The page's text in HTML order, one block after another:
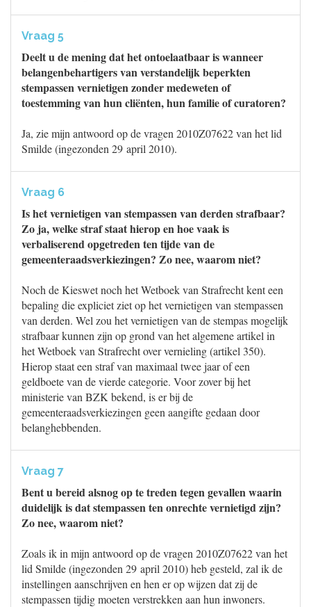
Vraag 5
Deelt u de mening dat het ontoelaatbaar is wanneer
belangenbehartigers van verstandelijk beperkten
stempassen vernietigen zonder medeweten of
toestemming van hun cliënten, hun familie of curatoren?
Ja, zie mijn antwoord op de vragen 2010Z07622 van het lid
Smilde (ingezonden 29 april 2010).
Vraag 6
Is het vernietigen van stempassen van derden strafbaar?
Zo ja, welke straf staat hierop en hoe vaak is
verbaliserend opgetreden ten tijde van de
gemeenteraadsverkiezingen? Zo nee, waarom niet?
Noch de Kieswet noch het Wetboek van Strafrecht kent een
bepaling die expliciet ziet op het vernietigen van stempassen
van derden. Wel zou het vernietigen van de stempas mogelijk
strafbaar kunnen zijn op grond van het algemene artikel in
het Wetboek van Strafrecht over vernieling (artikel 350).
Hierop staat een straf van maximaal twee jaar of een
geldboete van de vierde categorie. Voor zover bij het
ministerie van BZK bekend, is er bij de
gemeenteraadsverkiezingen geen aangifte gedaan door
belanghebbenden.
Vraag 7
Bent u bereid alsnog op te treden tegen gevallen waarin
duidelijk is dat stempassen ten onrechte vernietigd zijn?
Zo nee, waarom niet?
Zoals ik in mijn antwoord op de vragen 2010Z07622 van het
lid Smilde (ingezonden 29 april 2010) heb gesteld, zal ik de
instellingen aanschrijven en hen er op wijzen dat zij de
stempassen tijdig moeten verstrekken aan hun inwoners.